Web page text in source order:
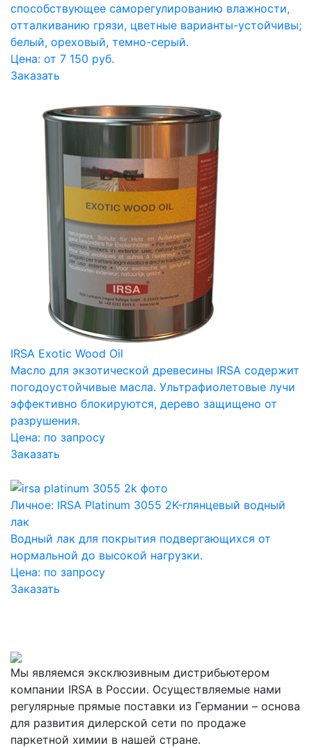
способствующее саморегулированию влажности,
отталкиванию грязи, цветные варианты-устойчивы;
белый, ореховый, темно-серый.
Цена: от 7 150 руб.
Заказать
IRSA Exotic Wood Oil
Масло для экзотической древесины IRSA содержит
погодоустойчивые масла. Ультрафиолетовые лучи
эффективно блокируются, дерево защищено от
разрушения.
Цена: по запросу
Заказать
Личное: IRSA Platinum 3055 2K-глянцевый водный
лак
Водный лак для покрытия подвергающихся от
нормальной до высокой нагрузки.
Цена: по запросу
Заказать
Мы являемся эксклюзивным дистрибьютером
компании IRSA в России. Осуществляемые нами
регулярные прямые поставки из Германии – основа
для развития дилерской сети по продаже
паркетной химии в нашей стране.